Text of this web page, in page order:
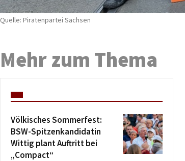
Quelle: Piratenpartei Sachsen
Mehr zum Thema
Völkisches Sommerfest:
BSW-Spitzenkandidatin
Wittig plant Auftritt bei
„Compact“